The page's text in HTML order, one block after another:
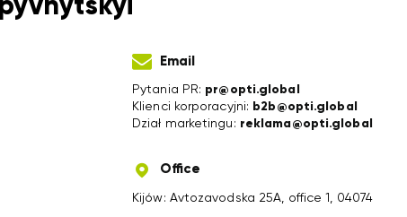
Email
Pytania PR: pr@opti.global
Klienci korporacyjni: b2b@opti.global
Dział marketingu: reklama@opti.global
Office
Kijów: Avtozavodska 25A, office 1, 04074